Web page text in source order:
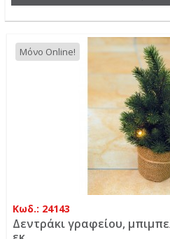
Μόνο Online!
Κωδ.: 24143
Δεντράκι γραφείου,